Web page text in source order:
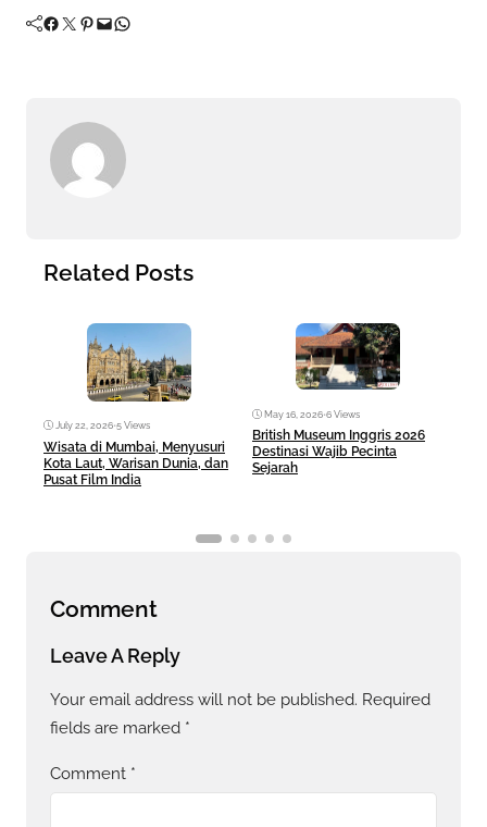
Facebook Twitter Pinterest Mail WhatsApp
Related Posts
July 22, 2026•5 Views
Wisata di Mumbai, Menyusuri
Kota Laut, Warisan Dunia, dan
Pusat Film India
May 16, 2026•6 Views
British Museum Inggris 2026
Destinasi Wajib Pecinta
Sejarah
Comment
Leave A Reply
Your email address will not be published. Required
fields are marked *
Comment *